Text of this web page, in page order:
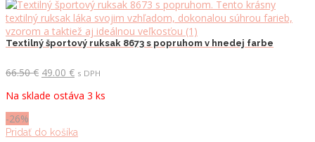
Textilný športový ruksak 8673 s popruhom v hnedej farbe
66.50€ Pôvodná
bola:
49.00 €Aktuálna
je:
s DPH
Na sklade ostáva 3 ks
-26%
Pridať do košíka